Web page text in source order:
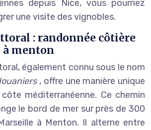
depuis Nice, vous pourriez
une visite des vignobles.
: randonnée côtière
menton
également connu sous le nom
, offre une manière unique
méditerranéenne. Ce chemin
le bord de mer sur près de 300
à Menton. Il alterne entre